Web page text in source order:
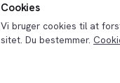
Cookies
Vi bruger cookies til at
sitet. Du bestemmer.